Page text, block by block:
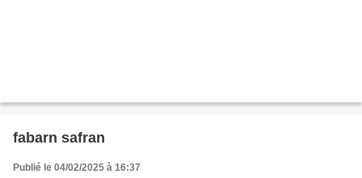
fabarn safran
Publié le 04/02/2025 à 16:37